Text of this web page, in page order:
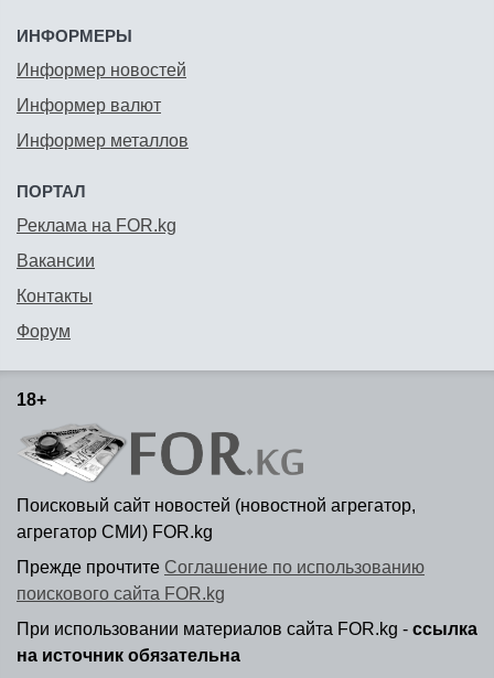
ИНФОРМЕРЫ
Информер новостей
Информер валют
Информер металлов
ПОРТАЛ
Реклама на FOR.kg
Вакансии
Контакты
Форум
18+
Поисковый сайт новостей (новостной агрегатор,
агрегатор СМИ) FOR.kg
Прежде прочтите Соглашение по использованию
поискового сайта FOR.kg
При использовании материалов сайта FOR.kg - ссылка
на источник обязательна